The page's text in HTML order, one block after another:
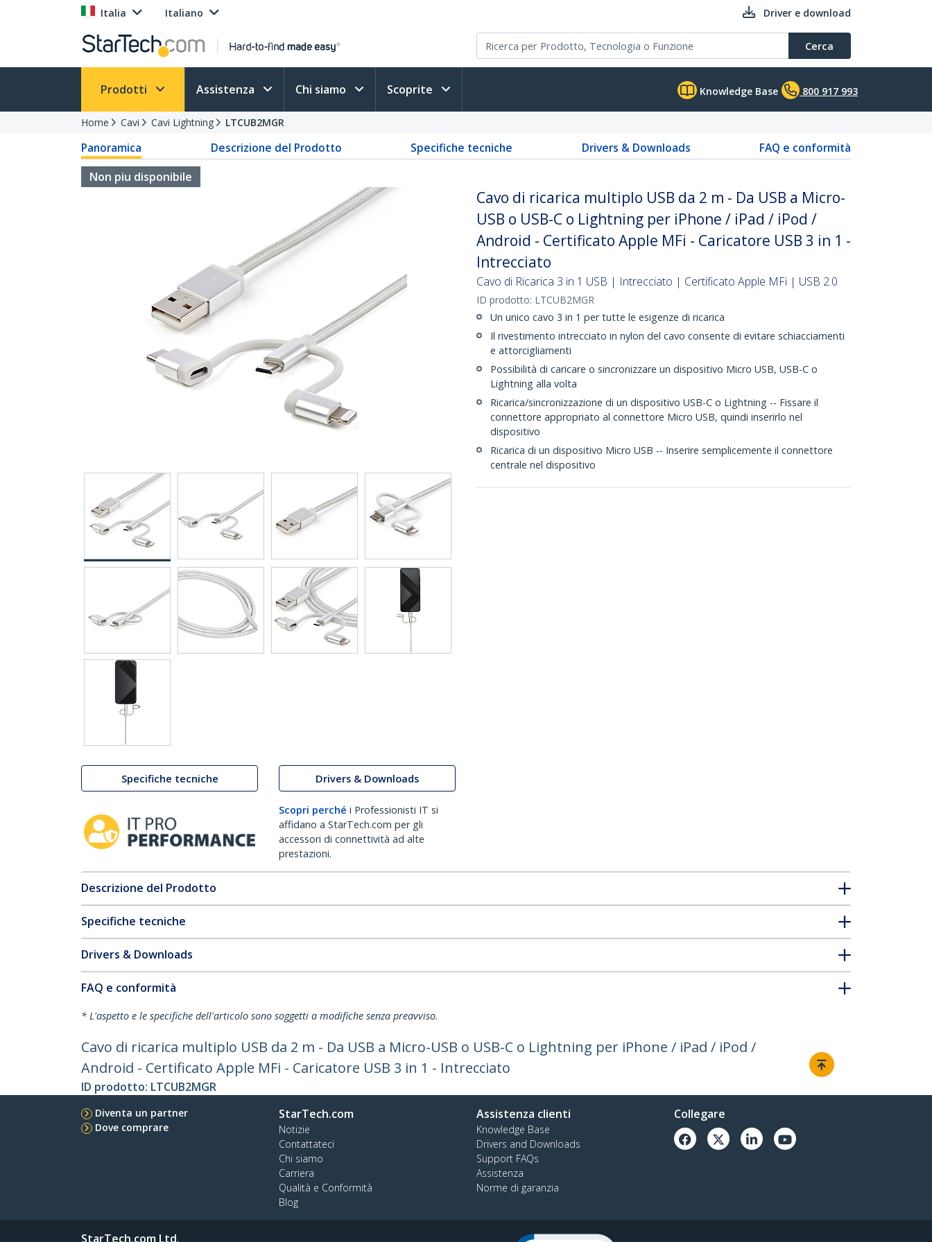
Italia Italiano Driver e download
Cerca
Prodotti Assistenza Chi siamo Scoprite Knowledge Base 800 917 993
Home Cavi Cavi Lightning LTCUB2MGR
Panoramica Descrizione del Prodotto Specifiche tecniche Drivers & Downloads
FAQ e conformità
Non piu disponibile
Specifiche tecniche Drivers & Downloads
Scopri perché i Professionisti IT si
affidano a StarTech.com per gli
accessori di connettività ad alte
prestazioni.
Cavo di ricarica multiplo USB da 2 m - Da USB a Micro-
USB o USB-C o Lightning per iPhone / iPad / iPod /
Android - Certificato Apple MFi - Caricatore USB 3 in 1 -
Intrecciato
Cavo di Ricarica 3 in 1 USB | Intrecciato | Certificato Apple MFi | USB 2.0
ID prodotto: LTCUB2MGR
Un unico cavo 3 in 1 per tutte le esigenze di ricarica
Il rivestimento intrecciato in nylon del cavo consente di evitare schiacciamenti
e attorcigliamenti
Possibilità di caricare o sincronizzare un dispositivo Micro USB, USB-C o
Lightning alla volta
Ricarica/sincronizzazione di un dispositivo USB-C o Lightning -- Fissare il
connettore appropriato al connettore Micro USB, quindi inserirlo nel
dispositivo
Ricarica di un dispositivo Micro USB -- Inserire semplicemente il connettore
centrale nel dispositivo
Descrizione del Prodotto
Specifiche tecniche
Drivers & Downloads
FAQ e conformità
* L'aspetto e le specifiche dell'articolo sono soggetti a modifiche senza preavviso.
Cavo di ricarica multiplo USB da 2 m - Da USB a Micro-USB o USB-C o Lightning per iPhone / iPad / iPod /
Android - Certificato Apple MFi - Caricatore USB 3 in 1 - Intrecciato
ID prodotto: LTCUB2MGR
Diventa un partner
Dove comprare
StarTech.com
Notizie
Contattateci
Chi siamo
Carriera
Qualità e Conformità
Blog
Assistenza clienti
Knowledge Base
Drivers and Downloads
Support FAQs
Assistenza
Norme di garanzia
Collegare
StarTech.com Ltd.